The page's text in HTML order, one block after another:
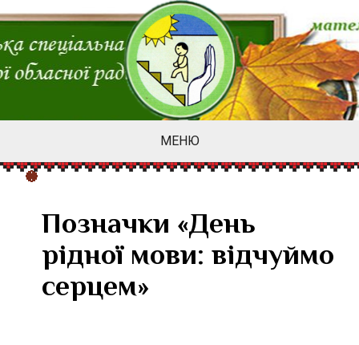
МЕНЮ
Позначки «День
рідної мови: відчуймо
серцем»